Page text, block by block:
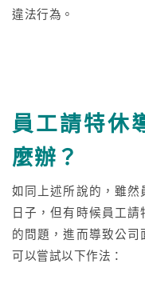
違法行為。
員工請特休
麼辦？
如同上述所說的，雖然
日子，但有時候員工
的問題，進而導致公
可以嘗試以下作法：